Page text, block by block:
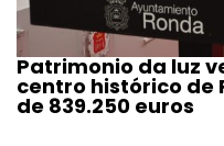
Patrimonio da luz
centro histórico de
de 839.250 euros